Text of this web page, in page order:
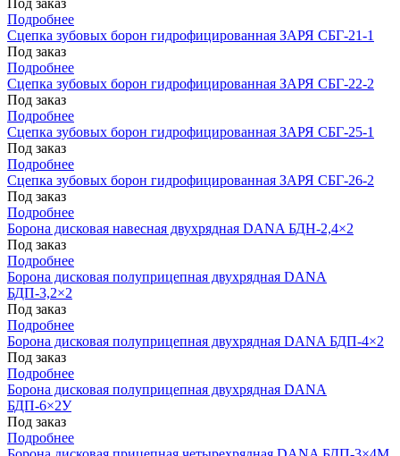
Под заказ
Подробнее
Сцепка зубовых борон гидрофицированная ЗАРЯ СБГ-21-1
Под заказ
Подробнее
Сцепка зубовых борон гидрофицированная ЗАРЯ СБГ-22-2
Под заказ
Подробнее
Сцепка зубовых борон гидрофицированная ЗАРЯ СБГ-25-1
Под заказ
Подробнее
Сцепка зубовых борон гидрофицированная ЗАРЯ СБГ-26-2
Под заказ
Подробнее
Борона дисковая навесная двухрядная DANA БДН-2,4×2
Под заказ
Подробнее
Борона дисковая полуприцепная двухрядная DANA
БДП-3,2×2
Под заказ
Подробнее
Борона дисковая полуприцепная двухрядная DANA БДП-4×2
Под заказ
Подробнее
Борона дисковая полуприцепная двухрядная DANA
БДП-6×2У
Под заказ
Подробнее